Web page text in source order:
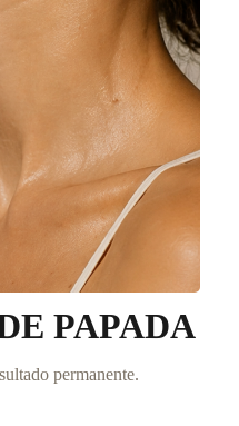
PAPADA
permanente.